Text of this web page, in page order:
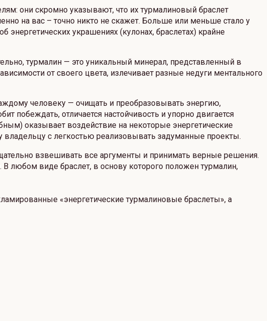
они скромно указывают, что их турмалиновый браслет
на вас – точно никто не скажет. Больше или меньше стало у
энергетических украшениях (кулонах, браслетах) крайне
турмалин — это уникальный минерал, представленный в
от своего цвета, излечивает разные недуги ментального
человеку — очищать и преобразовывать энергию,
побеждать, отличается настойчивость и упорно двигается
оказывает воздействие на некоторые энергетические
с легкостью реализовывать задуманные проекты.
взвешивать все аргументы и принимать верные решения.
В любом виде браслет, в основу которого положен турмалин,
«энергетические турмалиновые браслеты», а